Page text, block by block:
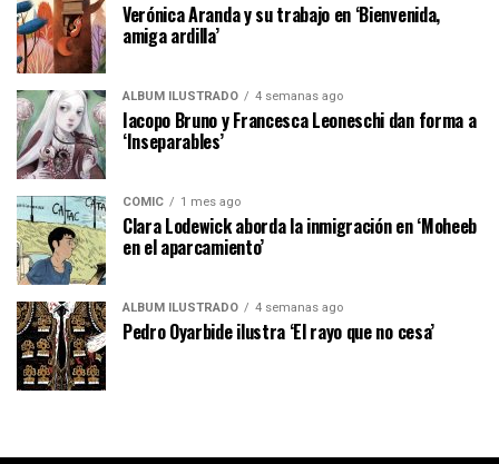
Verónica Aranda y su trabajo en ‘Bienvenida,
amiga ardilla’
ÁLBUM ILUSTRADO 4 semanas ago
Iacopo Bruno y Francesca Leoneschi dan forma a
‘Inseparables’
CÓMIC 1 mes ago
Clara Lodewick aborda la inmigración en ‘Moheeb
en el aparcamiento’
ÁLBUM ILUSTRADO 4 semanas ago
Pedro Oyarbide ilustra ‘El rayo que no cesa’